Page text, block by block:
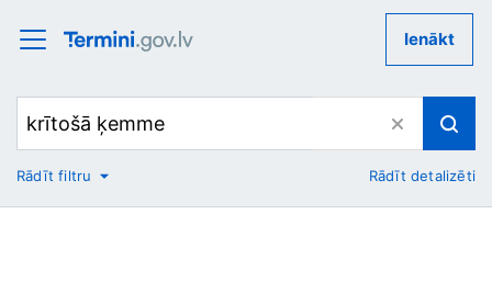
Ienākt
No
Rādīt filtru Rādīt detalizēti